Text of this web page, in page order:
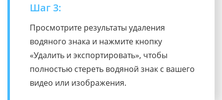
Шаг 3:
Просмотрите результаты удаления
водяного знака и нажмите кнопку
«Удалить и экспортировать», чтобы
полностью стереть водяной знак с вашего
видео или изображения.